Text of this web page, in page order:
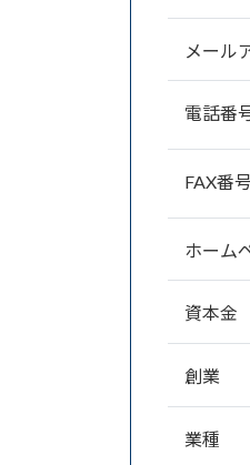
メール
電話番
FAX番
ホーム
資本金
創業
業種